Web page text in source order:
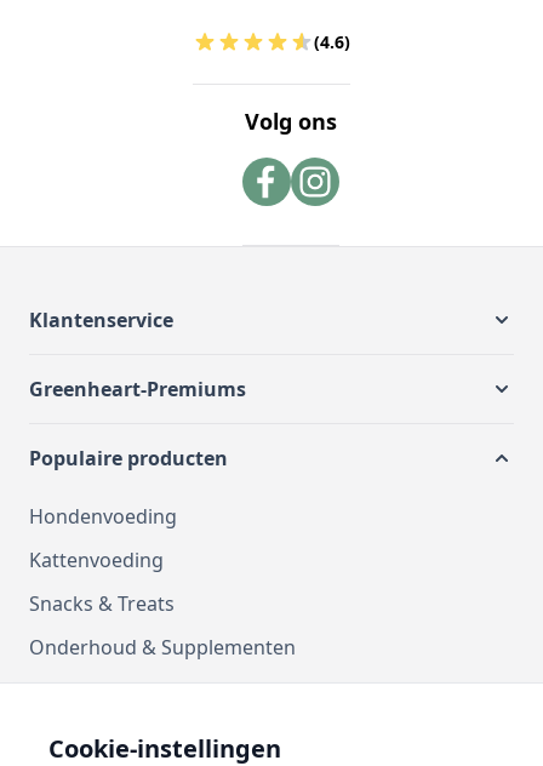
(4.6)
Volg ons
Klantenservice
Greenheart-Premiums
Populaire producten
Hondenvoeding
Kattenvoeding
Snacks & Treats
Onderhoud & Supplementen
Kussens
Manden
Cookie-instellingen